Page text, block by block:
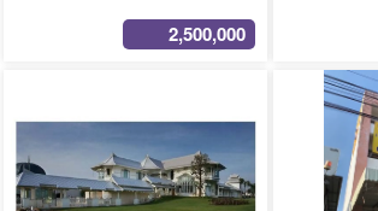
2,500,000
No Photo